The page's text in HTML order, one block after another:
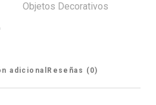
Objetos Decorativos
adicional Reseñas (0)